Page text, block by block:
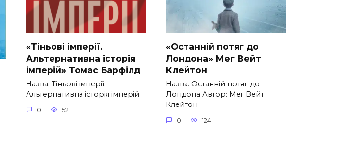
«Тіньові імперії.
Альтернативна історія
імперій» Томас Барфілд
Назва: Тіньові імперії.
Альтернативна історія імперій
0 52
«Останній потяг до
Лондона» Мег Вейт
Клейтон
Назва: Останній потяг до
Лондона Автор: Мег Вейт
Клейтон
0 124